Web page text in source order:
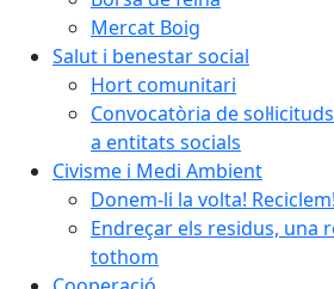
Mercat Boig
Salut i benestar social
Hort comunitari
Convocatòria de
a entitats socials
Civisme i Medi Ambient
Donem-li la volta! Reciclem!
Endreçar els residus, una
tothom